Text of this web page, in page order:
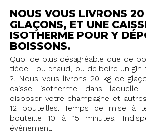
NOUS VOUS LIVRONS 20
GLAÇONS, ET UNE
ISOTHERME POUR Y
BOISSONS.
Quoi de plus désagréable que de
tiède… ou chaud, ou de boire un gin
?. Nous vous livrons 20 kg de
caisse isotherme dans
disposer votre champagne et autres
12 bouteilles. Temps de mise à
bouteille 10 à 15 minutes.
évènement.